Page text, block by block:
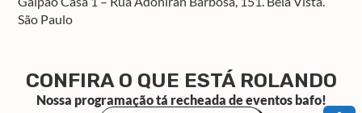
São Paulo
CONFIRA O QUE ESTÁ ROLANDO
Nossa programação tá recheada de eventos bafo!